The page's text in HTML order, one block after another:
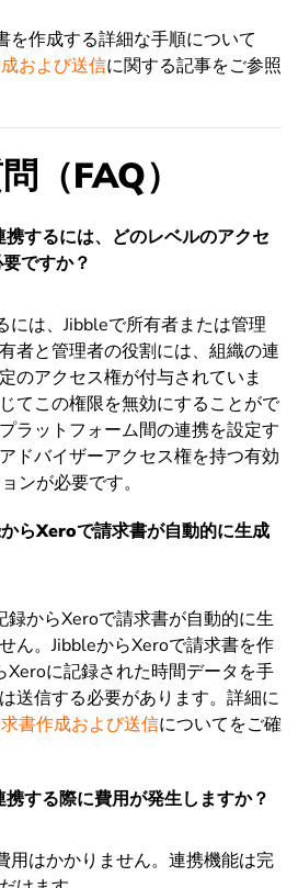
を作成する詳細な手順について
および送信に関する記事をご参照
（FAQ）
するには、どのレベルのアクセ
ですか？
には、Jibbleで所有者または管理
者と管理者の役割には、組織の連
のアクセス権が付与されていま
てこの権限を無効にすることがで
ラットフォーム間の連携を設定す
ドバイザーアクセス権を持つ有効
ンが必要です。
らXeroで請求書が自動的に生成
録からXeroで請求書が自動的に生
ん。JibbleからXeroで請求書を作
Xeroに記録された時間データを手
送信する必要があります。詳細に
書作成および送信についてをご確
する際に費用が発生しますか？
用はかかりません。連携機能は完